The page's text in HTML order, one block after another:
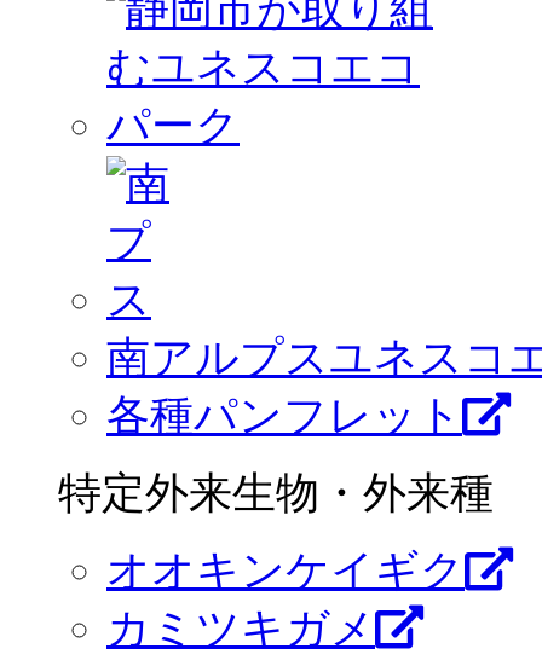
南アルプスユネスコ
各種パンフレット
特定外来生物・外来種
オオキンケイギク
カミツキガメ